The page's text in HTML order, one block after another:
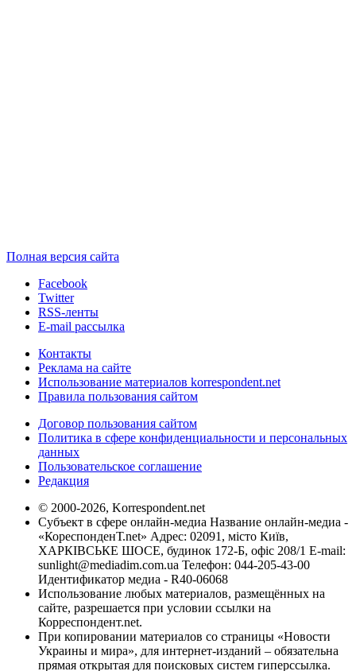
Полная версия сайта
Facebook
Twitter
RSS-ленты
E-mail рассылка
Контакты
Реклама на сайте
Использование материалов korrespondent.net
Правила пользования сайтом
Договор пользования сайтом
Политика в сфере конфиденциальности и персональных
данных
Пользовательское соглашение
Редакция
© 2000-2026, Korrespondent.net
Субъект в сфере онлайн-медиа Название онлайн-медиа -
«КореспонденТ.net» Адрес: 02091, місто Київ,
ХАРКІВСЬКЕ ШОСЕ, будинок 172-Б, офіс 208/1 E-mail:
sunlight@mediadim.com.ua Телефон: 044-205-43-00
Идентификатор медиа - R40-06068
Использование любых материалов, размещённых на
сайте, разрешается при условии ссылки на
Корреспондент.net.
При копировании материалов со страницы «Новости
Украины и мира», для интернет-изданий – обязательна
прямая открытая для поисковых систем гиперссылка.